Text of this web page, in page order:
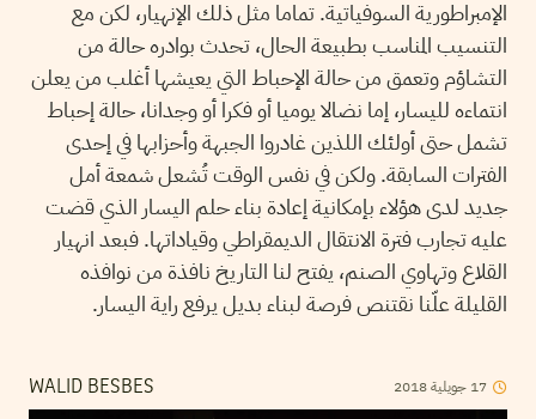
الإمبراطورية السوفياتية. تماما مثل ذلك الإنهيار، لكن مع
التنسيب المناسب بطبيعة الحال، تحدث بوادره حالة من
التشاؤم وتعمق من حالة الإحباط التي يعيشها أغلب من يعلن
انتماءه لليسار، إما نضالا يوميا أو فكرا أو وجدانا، حالة إحباط
تشمل حتى أولئك اللذين غادروا الجبهة وأحزابها في إحدى
الفترات السابقة. ولكن في نفس الوقت تُشعل شمعة أمل
جديد لدى هؤلاء بإمكانية إعادة بناء حلم اليسار الذي قضت
عليه تجارب فترة الانتقال الديمقراطي وقياداتها. فبعد انهيار
القلاع وتهاوي الصنم، يفتح لنا التاريخ نافذة من نوافذه
القليلة علّنا نقتنص فرصة لبناء بديل يرفع راية اليسار.
WALID BESBES 17 جويلية2018